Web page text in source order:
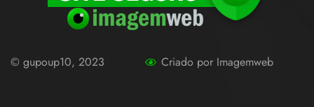
© gupoup10, 2023 Criado por Imagemweb